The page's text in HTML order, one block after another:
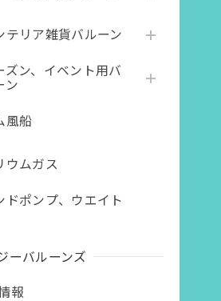
テリア雑貨バルーン
ズン、イベント用バ
ン
風船
ウムガス
ドポンプ、ウエイト
ーバルーンズ
報